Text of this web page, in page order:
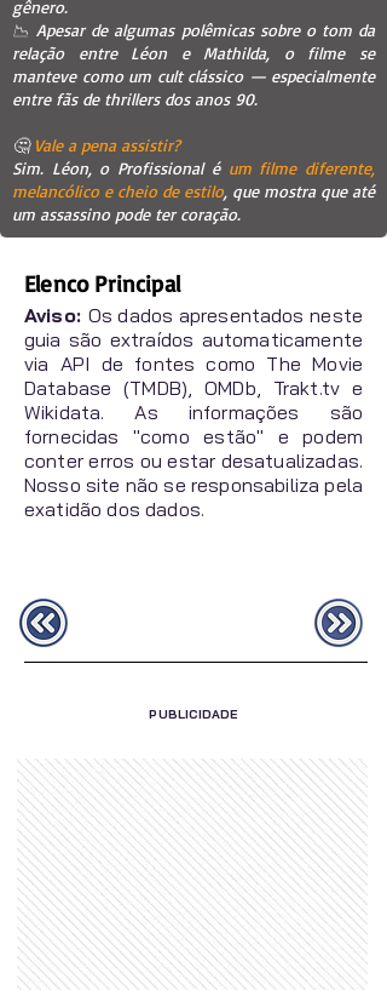
gênero.
📉 Apesar de algumas polêmicas sobre o tom da
relação entre Léon e Mathilda, o filme se
manteve como um cult clássico — especialmente
entre fãs de thrillers dos anos 90.
🤔 Vale a pena assistir?
Sim. Léon, o Profissional é um filme diferente,
melancólico e cheio de estilo, que mostra que até
um assassino pode ter coração.
Elenco Principal
Aviso: Os dados apresentados neste
guia são extraídos automaticamente
via API de fontes como The Movie
Database (TMDB), OMDb, Trakt.tv e
Wikidata. As informações são
fornecidas "como estão" e podem
conter erros ou estar desatualizadas.
Nosso site não se responsabiliza pela
exatidão dos dados.
PUBLICIDADE